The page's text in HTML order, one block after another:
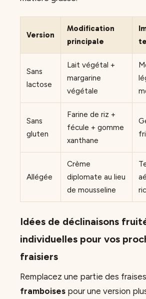
Version
Modification
principale
Sans
lactose
Lait végétal +
margarine
végétale
Sans
gluten
Farine de riz +
fécule + gomme
xanthane
Allégée
Crème
diplomate au lieu
de mousseline
Idées de déclinaisons
individuelles pour vos
fraisiers
Remplacez une partie des
framboises pour une version